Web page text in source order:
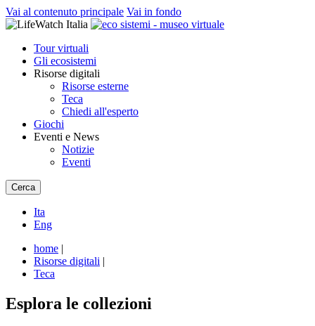
Vai al contenuto principale Vai in fondo
Tour virtuali
Gli ecosistemi
Risorse digitali
Risorse esterne
Teca
Chiedi all'esperto
Giochi
Eventi e News
Notizie
Eventi
Cerca
Ita
Eng
home |
Risorse digitali |
Teca
Esplora le collezioni